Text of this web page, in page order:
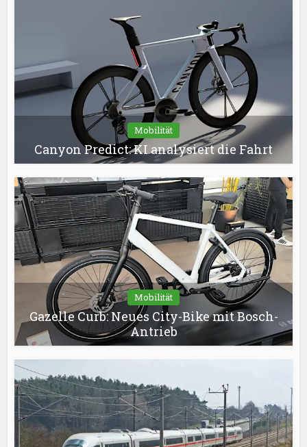
Mobilität
Canyon Predict: KI analysiert die Fahrt
Mobilität
Gazelle Curb: Neues City-Bike mit Bosch-
Antrieb